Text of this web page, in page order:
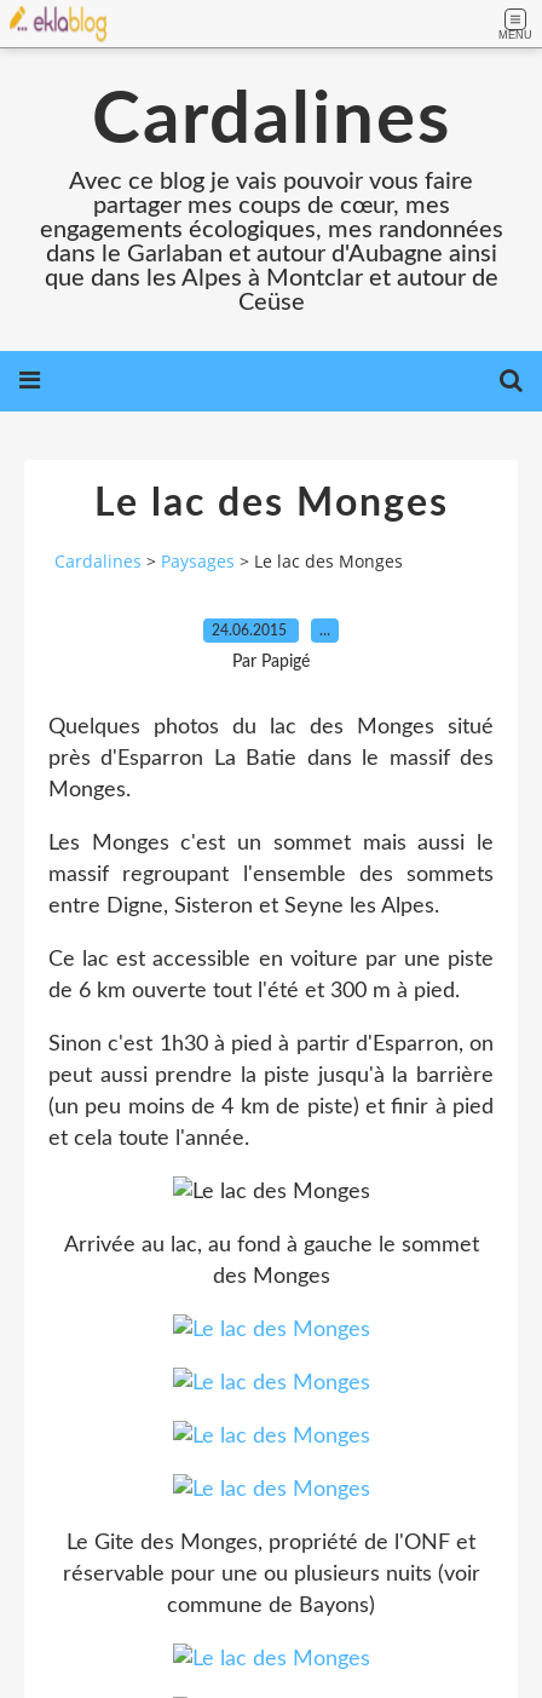
MENU
Cardalines
Avec ce blog je vais pouvoir vous faire
partager mes coups de cœur, mes
engagements écologiques, mes randonnées
dans le Garlaban et autour d'Aubagne ainsi
que dans les Alpes à Montclar et autour de
Ceüse
Le lac des Monges
Cardalines > Paysages > Le lac des Monges
24.06.2015 …
Par Papigé
Quelques photos du lac des Monges situé
près d'Esparron La Batie dans le massif des
Monges.
Les Monges c'est un sommet mais aussi le
massif regroupant l'ensemble des sommets
entre Digne, Sisteron et Seyne les Alpes.
Ce lac est accessible en voiture par une piste
de 6 km ouverte tout l'été et 300 m à pied.
Sinon c'est 1h30 à pied à partir d'Esparron, on
peut aussi prendre la piste jusqu'à la barrière
(un peu moins de 4 km de piste) et finir à pied
et cela toute l'année.
Arrivée au lac, au fond à gauche le sommet
des Monges
Le Gite des Monges, propriété de l'ONF et
réservable pour une ou plusieurs nuits (voir
commune de Bayons)